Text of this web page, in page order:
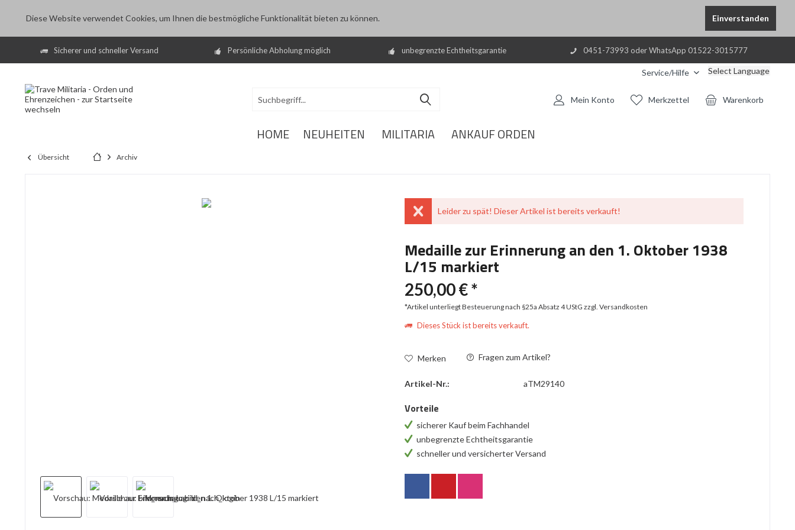
Diese Website verwendet Cookies, um Ihnen die bestmögliche Funktionalität bieten zu können. Einverstanden
Sicherer und schneller Versand Persönliche Abholung möglich unbegrenzte Echtheitsgarantie 0451-73993 oder WhatsApp 01522-3015777
Service/Hilfe Select Language
Warenkorb
Merkzettel
Mein Konto
HOME NEUHEITEN MILITARIA ANKAUF ORDEN
Übersicht Archiv
Leider zu spät! Dieser Artikel ist bereits verkauft!
Medaille zur Erinnerung an den 1. Oktober 1938
L/15 markiert
250,00 € *
*Artikel unterliegt Besteuerung nach §25a Absatz 4 UStGzzgl. Versandkosten
Dieses Stück ist bereits verkauft.
Merken Fragen zum Artikel?
Artikel-Nr.: aTM29140
Vorteile
sicherer Kauf beim Fachhandel
unbegrenzte Echtheitsgarantie
schneller und versicherter Versand